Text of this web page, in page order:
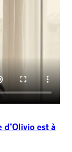
est à